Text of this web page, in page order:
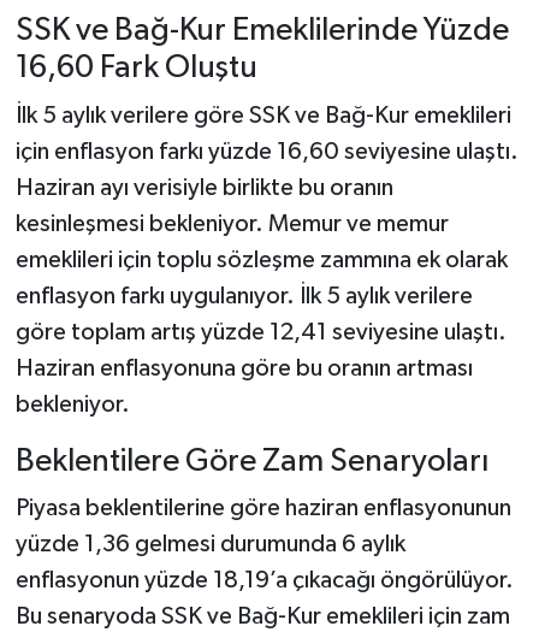
SSK ve Bağ-Kur Emeklilerinde Yüzde
16,60 Fark Oluştu
İlk 5 aylık verilere göre SSK ve Bağ-Kur emeklileri
için enflasyon farkı yüzde 16,60 seviyesine ulaştı.
Haziran ayı verisiyle birlikte bu oranın
kesinleşmesi bekleniyor. Memur ve memur
emeklileri için toplu sözleşme zammına ek olarak
enflasyon farkı uygulanıyor. İlk 5 aylık verilere
göre toplam artış yüzde 12,41 seviyesine ulaştı.
Haziran enflasyonuna göre bu oranın artması
bekleniyor.
Beklentilere Göre Zam Senaryoları
Piyasa beklentilerine göre haziran enflasyonunun
yüzde 1,36 gelmesi durumunda 6 aylık
enflasyonun yüzde 18,19’a çıkacağı öngörülüyor.
Bu senaryoda SSK ve Bağ-Kur emeklileri için zam